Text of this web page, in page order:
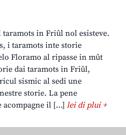
in Friûl nol esisteve.
i taramots inte storie
Floramo al ripasse in mût
dai taramots in Friûl,
sismic al sedi une
storie. La pene
acompagne il […] lei di plui +